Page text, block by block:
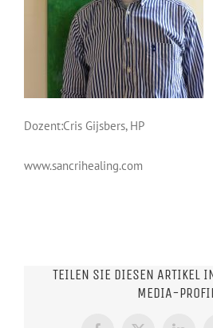
Dozent:Cris Gijsbers, HP
www.sancrihealing.com
TEILEN SIE DIESEN ARTIKEL
MEDIA-